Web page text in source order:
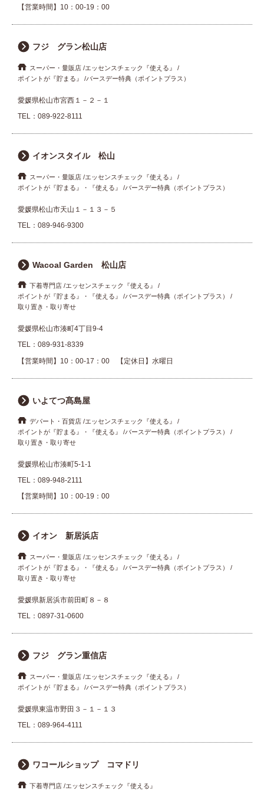
【営業時間】10：00-19：00
フジ グラン松山店
スーパー・量販店 エッセンスチェック『使える』
ポイントが『貯まる』
バースデー特典（ポイントプラス）
愛媛県松山市宮西１－２－１
TEL： 089-922-8111
イオンスタイル 松山
スーパー・量販店 エッセンスチェック『使える』
ポイントが『貯まる』・『使える』
バースデー特典（ポイントプラス）
愛媛県松山市天山１－１３－５
TEL： 089-946-9300
Wacoal Garden 松山店
下着専門店 エッセンスチェック『使える』
ポイントが『貯まる』・『使える』
バースデー特典（ポイントプラス）
取り置き・取り寄せ
愛媛県松山市湊町4丁目9-4
TEL： 089-931-8339
【営業時間】10：00-17：00 【定休日】水曜日
いよてつ髙島屋
デパート・百貨店 エッセンスチェック『使える』
ポイントが『貯まる』・『使える』
バースデー特典（ポイントプラス）
取り置き・取り寄せ
愛媛県松山市湊町5-1-1
TEL： 089-948-2111
【営業時間】10：00-19：00
イオン 新居浜店
スーパー・量販店 エッセンスチェック『使える』
ポイントが『貯まる』・『使える』
バースデー特典（ポイントプラス）
取り置き・取り寄せ
愛媛県新居浜市前田町８－８
TEL： 0897-31-0600
フジ グラン重信店
スーパー・量販店 エッセンスチェック『使える』
ポイントが『貯まる』
バースデー特典（ポイントプラス）
愛媛県東温市野田３－１－１３
TEL： 089-964-4111
ワコールショップ コマドリ
下着専門店 エッセンスチェック『使える』